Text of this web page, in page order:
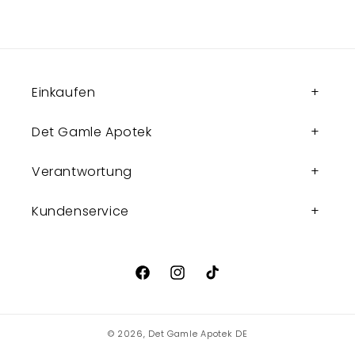
Einkaufen
Det Gamle Apotek
Verantwortung
Kundenservice
FacebookInstagram
TikTok
© 2026, Det Gamle Apotek DE